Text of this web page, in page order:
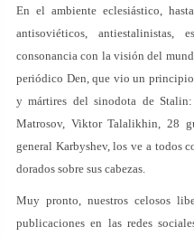
En el ambiente eclesiástico,
antisoviéticos, antiestalinistas,
consonancia con la visión del
periódico Den, que vio un
y mártires del sinodota de Stalin:
Matrosov, Viktor Talalikhin, 28
general Karbyshev, los ve a todos
dorados sobre sus cabezas.
Muy pronto, nuestros celosos
publicaciones en las redes